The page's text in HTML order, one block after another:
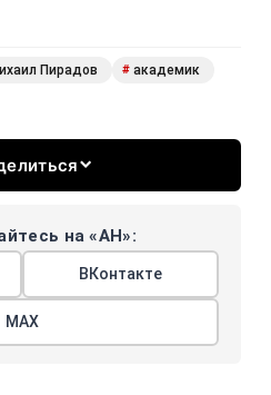
Пирадов # академик
на «АН»:
ВКонтакте
МАХ